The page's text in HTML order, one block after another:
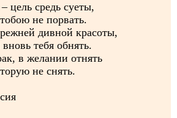
цель средь суеты,
не порвать.
дивной красоты,
тебя обнять.
в желании отнять
не снять.